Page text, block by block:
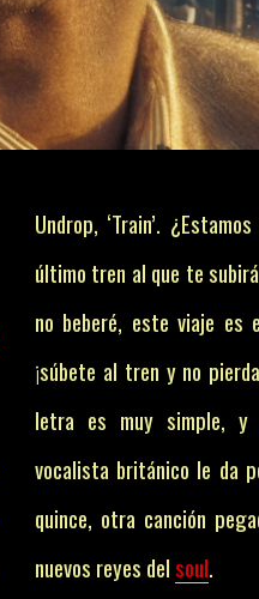
Undrop, ‘Train’.
último tren al que te
no beberé, este viaje
¡súbete al tren y no
letra es muy simple, y
vocalista británico le da
quince, otra canción
nuevos reyes delsoul.